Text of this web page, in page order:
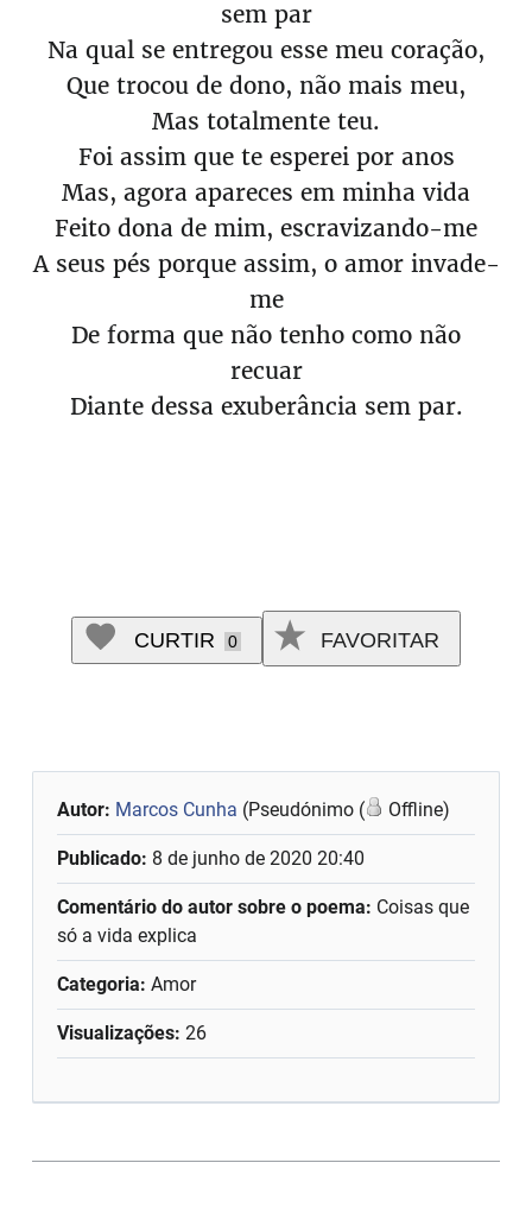
sem par
Na qual se entregou esse meu coração,
Que trocou de dono, não mais meu,
Mas totalmente teu.
Foi assim que te esperei por anos
Mas, agora apareces em minha vida
Feito dona de mim, escravizando-me
A seus pés porque assim, o amor invade-
me
De forma que não tenho como não
recuar
Diante dessa exuberância sem par.
CURTIR 0 FAVORITAR
Autor: Marcos Cunha (Pseudónimo ( Offline)
Publicado: 8 de junho de 2020 20:40
Comentário do autor sobre o poema: Coisas que
só a vida explica
Categoria: Amor
Visualizações: 26